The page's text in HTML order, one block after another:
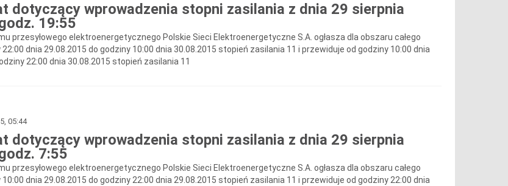
dotyczący wprowadzenia stopni zasilania z dnia 29 sierpnia
19:55
przesyłowego elektroenergetycznego Polskie Sieci Elektroenergetyczne S.A. ogłasza dla obszaru całego
22:00 dnia 29.08.2015 do godziny 10:00 dnia 30.08.2015 stopień zasilania 11 i przewiduje od godziny 10:00 dnia
22:00 dnia 30.08.2015 stopień zasilania 11
05:44
dotyczący wprowadzenia stopni zasilania z dnia 29 sierpnia
7:55
przesyłowego elektroenergetycznego Polskie Sieci Elektroenergetyczne S.A. ogłasza dla obszaru całego
10:00 dnia 29.08.2015 do godziny 22:00 dnia 29.08.2015 stopień zasilania 11 i przewiduje od godziny 22:00 dnia